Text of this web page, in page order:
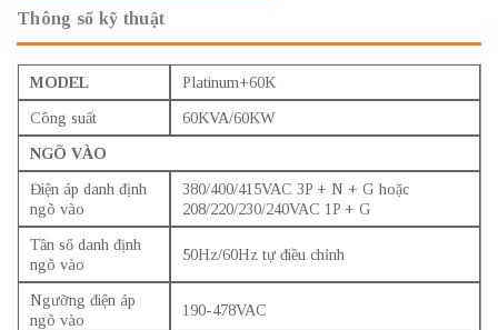
Thông số kỹ thuật
MODEL
Platinum+60K
Công suất
60KVA/60KW
NGÕ VÀO
Điện áp danh định
ngõ vào
380/400/415VAC 3P + N + G hoặc
208/220/230/240VAC 1P + G
Tần số danh định
ngõ vào
50Hz/60Hz tự điều chỉnh
Ngưỡng điện áp
ngõ vào
190-478VAC